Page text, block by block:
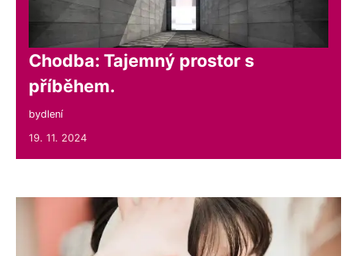
Chodba: Tajemný prostor s
příběhem.
bydlení
19. 11. 2024